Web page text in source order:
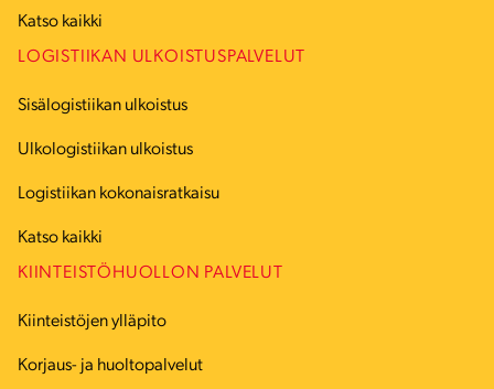
Katso kaikki
LOGISTIIKAN ULKOISTUSPALVELUT
Sisälogistiikan ulkoistus
Ulkologistiikan ulkoistus
Logistiikan kokonaisratkaisu
Katso kaikki
KIINTEISTÖHUOLLON PALVELUT
Kiinteistöjen ylläpito
Korjaus- ja huoltopalvelut